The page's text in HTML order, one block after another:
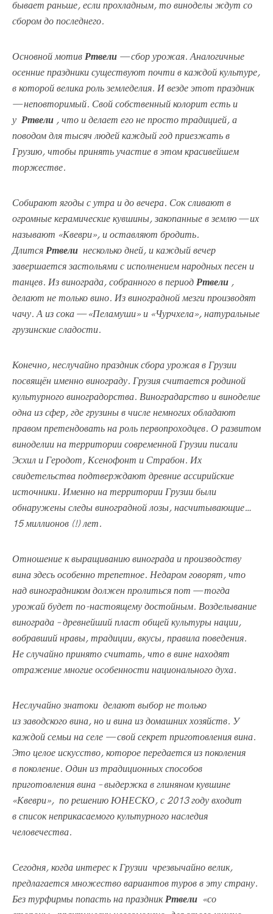
бывает раньше, если прохладным, то виноделы ждут со
сбором до последнего.
Основной мотивРтвели — сбор урожая. Аналогичные
осенние праздники существуют почти в каждой культуре,
в которой велика роль земледелия. И везде этот праздник
— неповторимый. Свой собственный колорит есть и
у Ртвели , что и делает его не просто традицией, а
поводом для тысяч людей каждый год приезжать в
Грузию, чтобы принять участие в этом красивейшем
торжестве.
Собирают ягоды с утра и до вечера. Сок сливают в
огромные керамические кувшины, закопанные в землю — их
называют «Квеври», и оставляют бродить.
ДлитсяРтвели несколько дней, и каждый вечер
завершается застольями с исполнением народных песен и
танцев. Из винограда, собранного в периодРтвели ,
делают не только вино. Из виноградной мезги производят
чачу. А из сока — «Пеламуши» и «Чурчхела», натуральные
грузинские сладости.
Конечно, неслучайно праздник сбора урожая в Грузии
посвящён именно винограду. Грузия считается родиной
культурного виноградорства. Виноградарство ивиноделие
одна изсфер, где грузины вчисле немногих обладают
правом претендовать нароль первопроходцев. О развитом
виноделии натерритории современной Грузии писали
Эсхил иГеродот, Ксенофонт и Страбон. Их
свидетельства подтверждают древние ассирийские
источники. Именно натерритории Грузии были
обнаружены следы виноградной лозы, насчитывающие…
15 миллионов (!) лет.
Отношение к выращиванию винограда и производству
вина здесь особенно трепетное. Недаром говорят, что
над виноградником должен пролиться пот — тогда
урожай будет по-настоящему достойным. Возделывание
винограда – древнейший пласт общей культуры нации,
вобравший нравы, традиции, вкусы, правила поведения.
Неслучайно принято считать, что ввине находят
отражение многие особенности национального духа.
Неслучайно знатоки делают выбор нетолько
иззаводского вина, нои вина издомашних хозяйств. У
каждой семьи населе — свой секрет приготовления вина.
Это целое искусство, которое передается изпоколения
впоколение. Один изтрадиционных способов
приготовления вина – выдержка вглиняном кувшине
«Квеври», порешению ЮНЕСКО, с2013 году входит
всписок неприкасаемого культурного наследия
человечества.
Сегодня, когда интерес к Грузии чрезвычайно велик,
предлагается множество вариантов туров в эту страну.
Без турфирмы попасть на праздникРтвели «со